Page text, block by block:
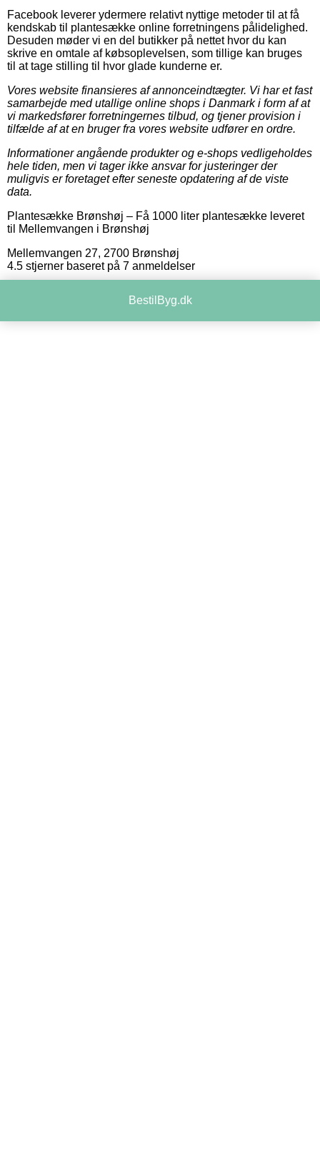
Facebook leverer ydermere relativt nyttige metoder til at få
kendskab til plantesække online forretningens pålidelighed.
Desuden møder vi en del butikker på nettet hvor du kan
skrive en omtale af købsoplevelsen, som tillige kan bruges
til at tage stilling til hvor glade kunderne er.
Vores website finansieres af annonceindtægter. Vi har et fast
samarbejde med utallige online shops i Danmark i form af at
vi markedsfører forretningernes tilbud, og tjener provision i
tilfælde af at en bruger fra vores website udfører en ordre.
Informationer angående produkter og e-shops vedligeholdes
hele tiden, men vi tager ikke ansvar for justeringer der
muligvis er foretaget efter seneste opdatering af de viste
data.
Plantesække Brønshøj – Få 1000 liter plantesække leveret
til Mellemvangen i Brønshøj
Mellemvangen 27, 2700 Brønshøj
4.5 stjerner baseret på 7 anmeldelser
BestilByg.dk